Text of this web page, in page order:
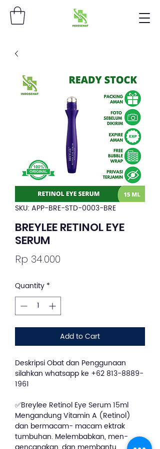
SKU: APP-BRE-STD-0003-BRE
BREYLEE RETINOL EYE
SERUM
Rp 34.000
Quantity *
Add to Cart
Deskripsi Obat dan Penggunaan
silahkan whatsapp ke +62 813-8889-
1961
✅Breylee Retinol Eye Serum 15ml
Mengandung Vitamin A (Retinol)
dan bermacam- macam ektrak
tumbuhan. Melembabkan, men-